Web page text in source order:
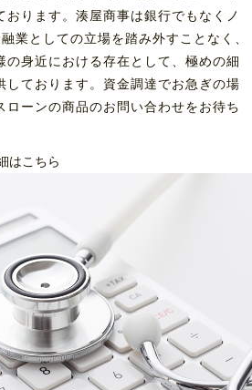
ります。湊屋商事は銀行でもなくノ
業としての立場を踏み外すことなく、
の身近における存在として、極めの細
しております。資金調達でお急ぎの場
ローンの商品のお問い合わせをお待ち
はこちら